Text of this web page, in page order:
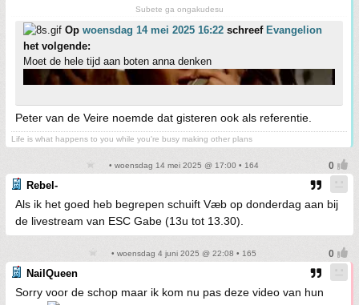
Subete ga ongakudesu
Op woensdag 14 mei 2025 16:22 schreef Evangelion
het volgende:
Moet de hele tijd aan boten anna denken
Peter van de Veire noemde dat gisteren ook als referentie.
Life is what happens to you while you're busy making other plans
• woensdag 14 mei 2025 @ 17:00 • 164
Rebel-
Als ik het goed heb begrepen schuift Væb op donderdag aan bij
de livestream van ESC Gabe (13u tot 13.30).
• woensdag 4 juni 2025 @ 22:08 • 165
NailQueen
Sorry voor de schop maar ik kom nu pas deze video van hun